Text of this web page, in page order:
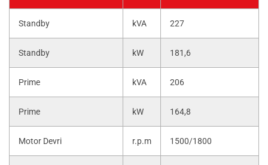
Standby kVA 227
Standby kW 181,6
Prime kVA 206
Prime kW 164,8
Motor Devri r.p.m 1500/1800